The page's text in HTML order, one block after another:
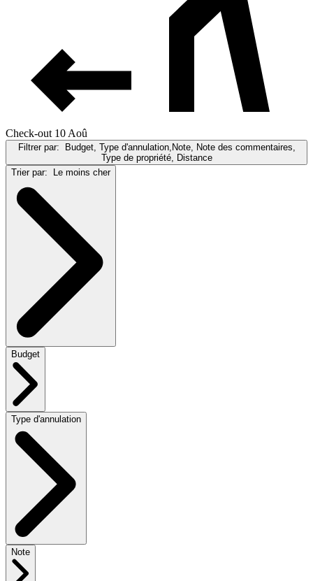
Check-out 10 Aoû
Filtrer par: Budget, Type d'annulation,Note, Note des commentaires,
Type de propriété, Distance
Trier par: Le moins cher
Budget
Type d'annulation
Note